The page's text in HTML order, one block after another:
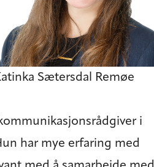
Sætersdal Remøe
i
har mye erfaring med